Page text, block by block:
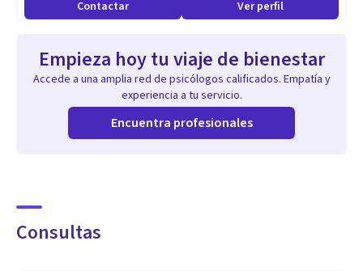
social, familiar, educativa y vocacional.
coordialidad como valores rectores de la profesionalidad.
Contactar Ver perfil
Empieza hoy tu viaje de bienestar
Accede a una amplia red de psicólogos calificados. Empatía y
experiencia a tu servicio.
Encuentra profesionales
Consultas